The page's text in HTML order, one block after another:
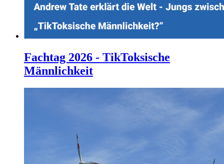
Fachtag 2026 - TikToksische
Männlichkeit